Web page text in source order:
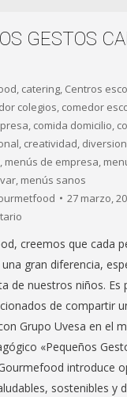
GESTOS
catering Centros
colegios comedor
comida domicilio
creatividad diversion
menús de empresa
menús sanos
27 marzo,
creemos que cada
gran diferencia,
de nuestros niños. Es
de compartir
Grupo Uvesa en el
«Pequeños
introduce
sostenibles y